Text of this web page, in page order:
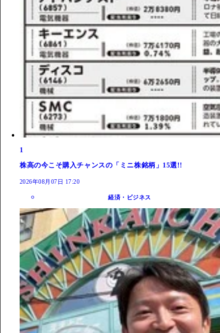
1
株高の今こそ購入チャンスの「ミニ株銘柄」15選!!
2026年08月07日 17:20
経済・ビジネス